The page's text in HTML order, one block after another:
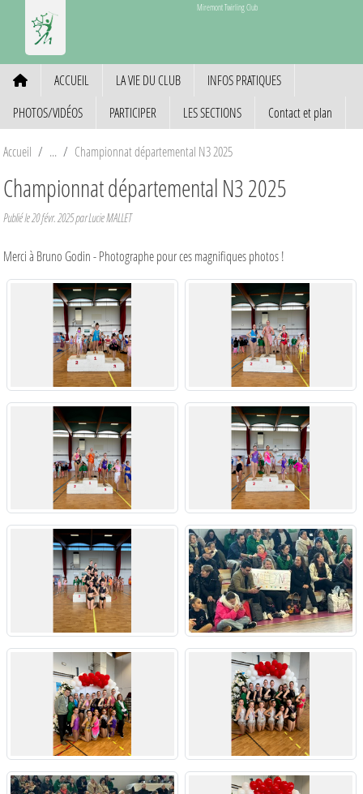
Miremont Twirling Club
ACCUEIL LA VIE DU CLUB
INFOS PRATIQUES
PHOTOS/VIDÉOS
PARTICIPER LES SECTIONS Contact et plan
Accueil Championnat départemental N3 2025
Championnat départemental N3 2025
Publié le20 févr. 2025par Lucie MALLET
Merci à Bruno Godin - Photographe pour ces magnifiques photos !
Panneau de gestion des cookies